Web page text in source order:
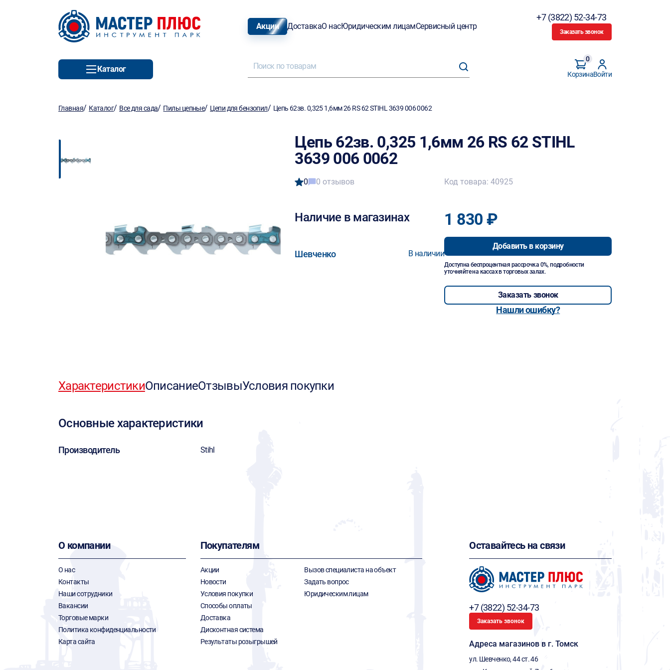
Акции ДоставкаО насЮридическим лицамСервисный центр
+7 (3822) 52-34-73
Заказать звонок
Каталог
Корзина
0
Войти
Главная/ Каталог/ Все для сада/ Пилы цепные/ Цепи для бензопил/ Цепь 62зв. 0,325 1,6мм 26 RS 62 STIHL 3639 006 0062
Цепь 62зв. 0,325 1,6мм 26 RS 62 STIHL
3639 006 0062
0 0 отзывов
Наличие в магазинах
Шевченко В наличии
Код товара: 40925
1 830 ₽
Добавить в корзину
Доступна беспроцентная рассрочка 0%, подробности
уточняйте на кассах в торговых залах.
Заказать звонок
Нашли ошибку?
ХарактеристикиОписаниеОтзывыУсловия покупки
Основные характеристики
Производитель Stihl
О компании
О нас
Контакты
Наши сотрудники
Вакансии
Торговые марки
Политика конфиденциальности
Карта сайта
Покупателям
Акции
Новости
Условия покупки
Способы оплаты
Доставка
Дисконтная система
Результаты розыгрышей
Вызов специалиста на объект
Задать вопрос
Юридическим лицам
Оставайтесь на связи
+7 (3822) 52-34-73
Заказать звонок
Адреса магазинов в г. Томск
ул. Шевченко, 44 ст. 46